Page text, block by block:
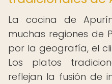
La cocina de
muchas regiones de
por la geografía, el
Los platos
reflejan la fusión de